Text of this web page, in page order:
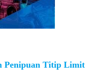
Penipuan Titip Limit